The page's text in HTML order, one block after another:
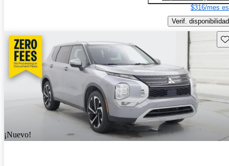
$316/mes
Verif. disponibilidad
¡Nuevo!